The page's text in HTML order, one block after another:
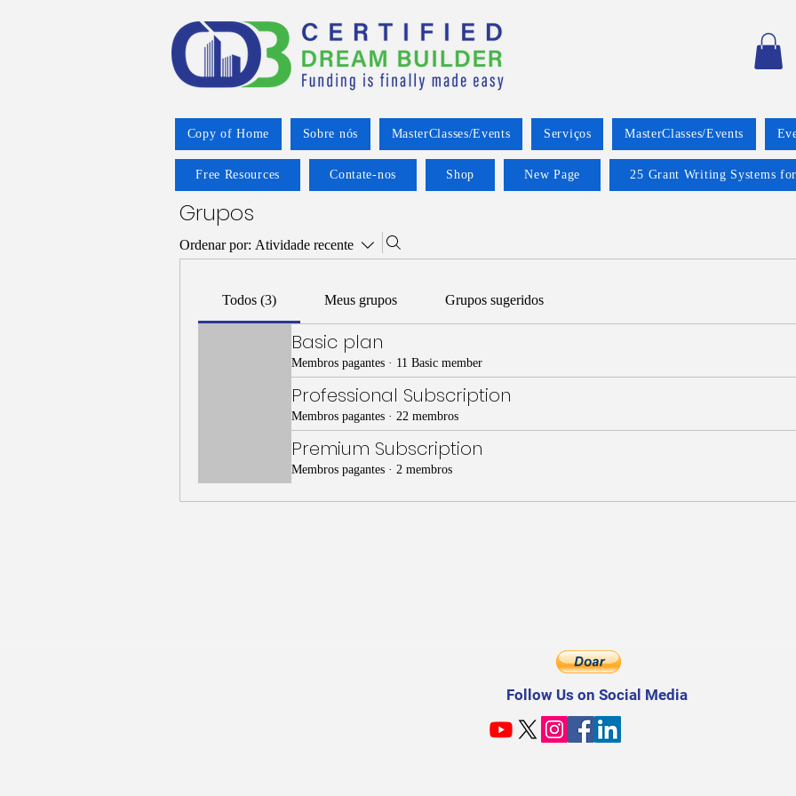
Copy of Home Sobre nós MasterClasses/Events Serviços MasterClasses/Events
Free Resources Contate-nos Shop New Page 25 Grant Writing Systems
Grupos
Ordenar por: Atividade recente
Todos (3) Meus grupos Grupos sugeridos
Basic plan
Membros pagantes · 11 Basic member
Professional Subscription
Membros pagantes · 22 membros
Premium Subscription
Membros pagantes · 2 membros
Follow Us on Social Media